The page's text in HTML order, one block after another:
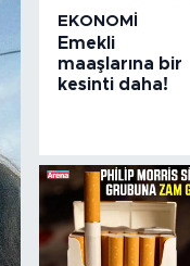
EKONOMI
Emekli
maaşlarına bir
kesinti daha!